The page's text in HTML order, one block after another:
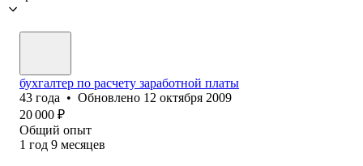
бухгалтер по расчету заработной платы
43 года • Обновлено 12 октября 2009
20 000 ₽
Общий опыт
1 год 9 месяцев